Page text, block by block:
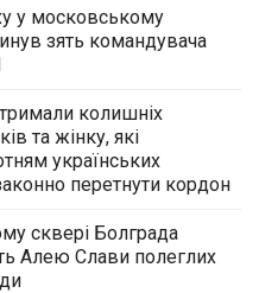
у московському
зять командувача
колишніх
та жінку, які
українських
перетнути кордон
сквері Болграда
Алею Слави полеглих